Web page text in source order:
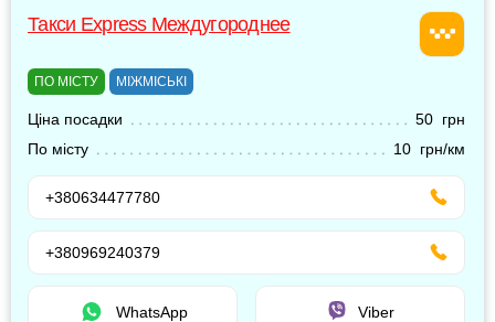
Такси Express Междугороднее
ПО МІСТУ МІЖМІСЬКІ
Ціна посадки
50 грн
По місту
10 грн/км
+380634477780
+380969240379
WhatsApp Viber